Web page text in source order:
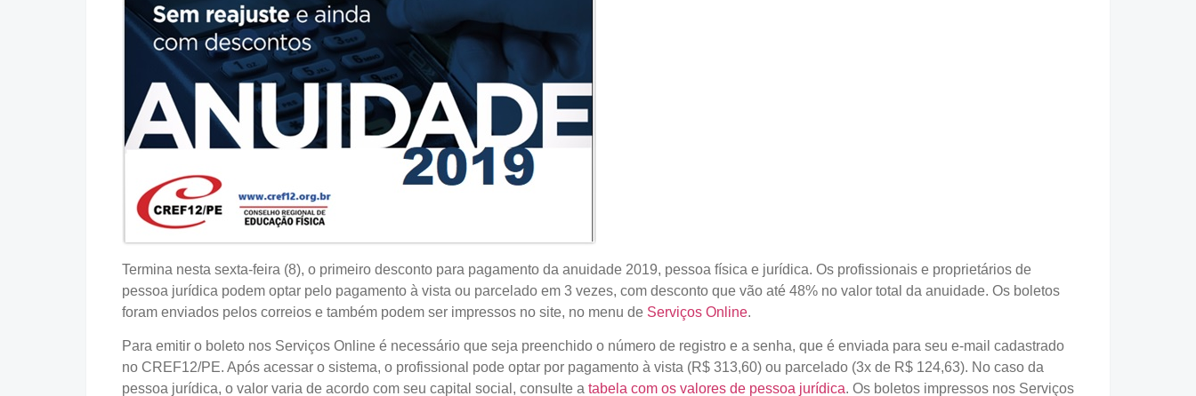
Termina nesta sexta-feira (8), o primeiro desconto para pagamento da anuidade 2019, pessoa física e jurídica. Os profissionais e proprietários de
pessoa jurídica podem optar pelo pagamento à vista ou parcelado em 3 vezes, com desconto que vão até 48% no valor total da anuidade. Os boletos
foram enviados pelos correios e também podem ser impressos no site, no menu de Serviços Online.
Para emitir o boleto nos Serviços Online é necessário que seja preenchido o número de registro e a senha, que é enviada para seu e-mail cadastrado
no CREF12/PE. Após acessar o sistema, o profissional pode optar por pagamento à vista (R$ 313,60) ou parcelado (3x de R$ 124,63). No caso da
pessoa jurídica, o valor varia de acordo com seu capital social, consulte a tabela com os valores de pessoa jurídica. Os boletos impressos nos Serviços